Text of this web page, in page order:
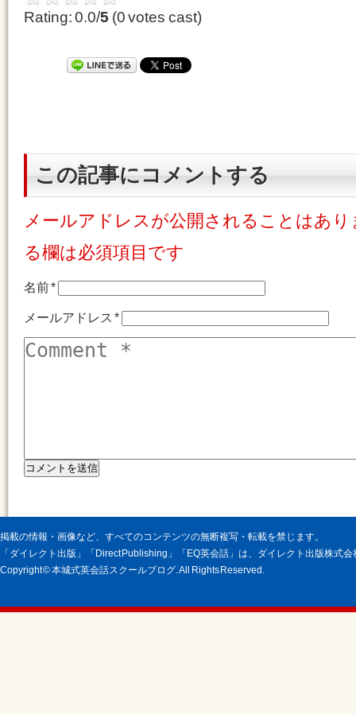
Rating: 0.0/5 (0 votes cast)
この記事にコメントする
メールアドレスが公開されることはあ
る欄は必須項目です
名前*
メールアドレス*
掲載の情報・画像など、すべてのコンテンツの無断複写・転載を禁じます。
「ダイレクト出版」「Direct Publishing」「EQ英会話」は、ダイレクト出版株式
Copyright © 本城式英会話スクールブログ. All Rights Reserved.